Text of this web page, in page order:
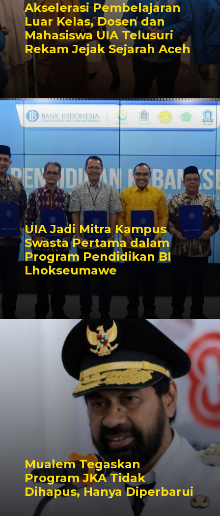
Akselerasi Pembelajaran
Luar Kelas, Dosen dan
Mahasiswa UIA Telusuri
Rekam Jejak Sejarah Aceh
UIA Jadi Mitra Kampus
Swasta Pertama dalam
Program Pendidikan BI
Lhokseumawe
Mualem Tegaskan
Program JKA Tidak
Dihapus, Hanya Diperbarui